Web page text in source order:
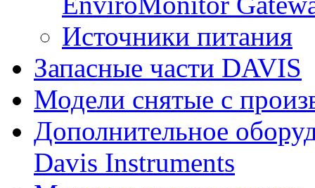
Источники питания
Запасные части DAVIS
Модели снятые с
Дополнительное
Davis Instruments